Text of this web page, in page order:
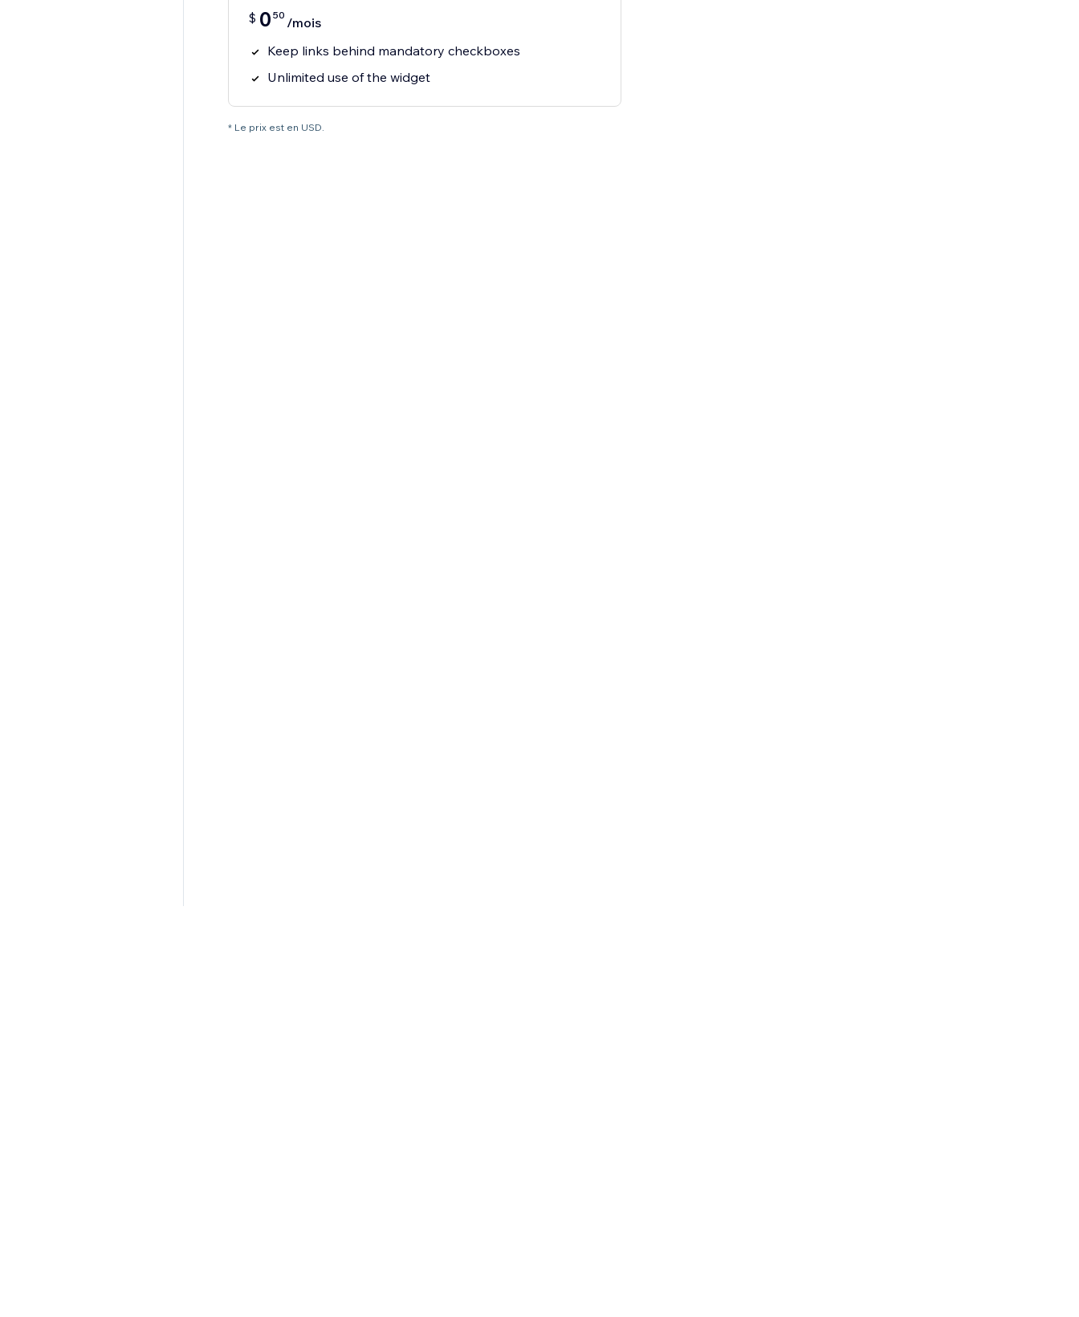
$ 0 50 /mois
Keep links behind mandatory checkboxes
Unlimited use of the widget
* Le prix est en USD.